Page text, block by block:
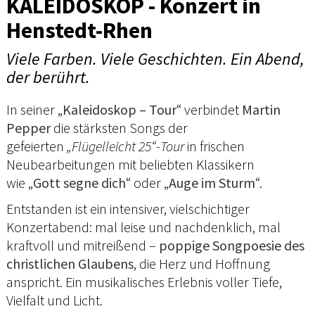
Henstedt-Rhen
Viele Farben. Viele Geschichten. Ein Abend,
der berührt.
In seiner „Kaleidoskop – Tour“ verbindet Martin
Pepperdie stärksten Songs der
gefeierten „Flügelleicht 25“-Tourin frischen
Neubearbeitungen mit beliebten Klassikern
wie „Gott segne dich“ oder „Auge im Sturm“.
Entstanden ist ein intensiver, vielschichtiger
Konzertabend: mal leise und nachdenklich, mal
kraftvoll und mitreißend – poppige Songpoesie des
christlichen Glaubens, die Herz und Hoffnung
anspricht. Ein musikalisches Erlebnis voller Tiefe,
Vielfalt und Licht.